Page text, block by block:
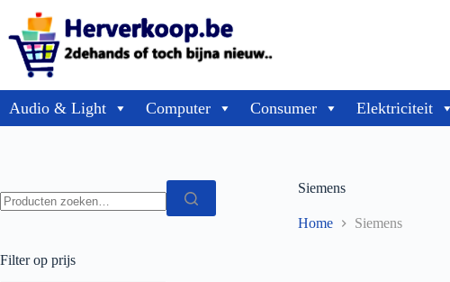
Audio & Light Computer Consumer Elektriciteit
Siemens
Home Siemens
Filter op prijs